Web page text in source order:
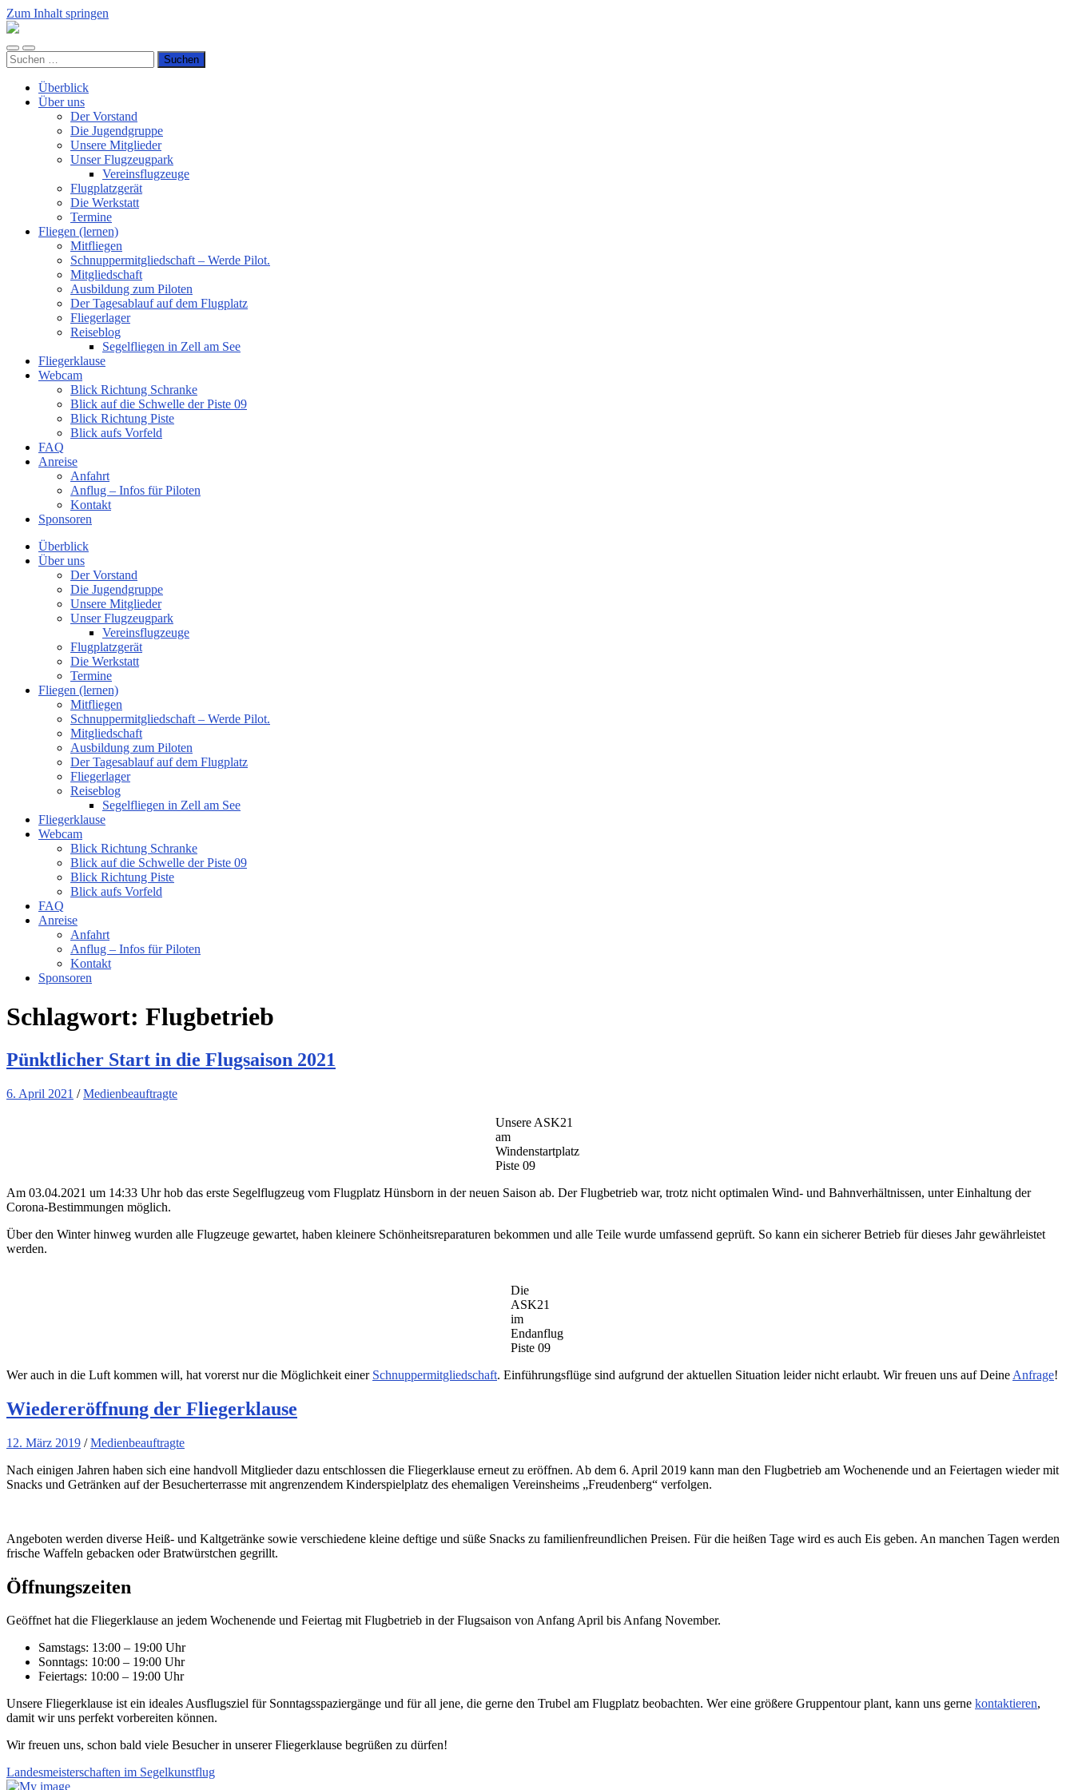
Zum Inhalt springen
Luftsportverein
e.V.
Mobile-
Menü
Suchfeld
ein-/ausblenden
Suchen
nach:
Überblick
Über uns
Der Vorstand
Die Jugendgruppe
Unsere Mitglieder
Unser Flugzeugpark
Vereinsflugzeuge
Flugplatzgerät
Die Werkstatt
Termine
Fliegen (lernen)
Mitfliegen
Schnuppermitgliedschaft – Werde Pilot.
Mitgliedschaft
Ausbildung zum Piloten
Der Tagesablauf auf dem Flugplatz
Fliegerlager
Reiseblog
Segelfliegen in Zell am See
Fliegerklause
Webcam
Blick Richtung Schranke
Blick auf die Schwelle der Piste 09
Blick Richtung Piste
Blick aufs Vorfeld
FAQ
Anreise
Anfahrt
Anflug – Infos für Piloten
Kontakt
Sponsoren
Überblick
Über uns
Der Vorstand
Die Jugendgruppe
Unsere Mitglieder
Unser Flugzeugpark
Vereinsflugzeuge
Flugplatzgerät
Die Werkstatt
Termine
Fliegen (lernen)
Mitfliegen
Schnuppermitgliedschaft – Werde Pilot.
Mitgliedschaft
Ausbildung zum Piloten
Der Tagesablauf auf dem Flugplatz
Fliegerlager
Reiseblog
Segelfliegen in Zell am See
Fliegerklause
Webcam
Blick Richtung Schranke
Blick auf die Schwelle der Piste 09
Blick Richtung Piste
Blick aufs Vorfeld
FAQ
Anreise
Anfahrt
Anflug – Infos für Piloten
Kontakt
Sponsoren
Schlagwort: Flugbetrieb
Pünktlicher Start in die Flugsaison 2021
6. April 2021 /Medienbeauftragte
Unsere ASK21
am
Windenstartplatz
Piste 09
Am 03.04.2021 um 14:33 Uhr hob das erste Segelflugzeug vom Flugplatz Hünsborn in der neuen Saison ab. Der Flugbetrieb war, trotz nicht optimalen Wind- und Bahnverhältnissen, unter Einhaltung der
Corona-Bestimmungen möglich.
Über den Winter hinweg wurden alle Flugzeuge gewartet, haben kleinere Schönheitsreparaturen bekommen und alle Teile wurde umfassend geprüft. So kann ein sicherer Betrieb für dieses Jahr gewährleistet
werden.
Die
ASK21
im
Endanflug
Piste 09
Wer auch in die Luft kommen will, hat vorerst nur die Möglichkeit einer Schnuppermitgliedschaft. Einführungsflüge sind aufgrund der aktuellen Situation leider nicht erlaubt. Wir freuen uns auf Deine Anfrage!
Wiedereröffnung der Fliegerklause
12. März 2019 /Medienbeauftragte
Nach einigen Jahren haben sich eine handvoll Mitglieder dazu entschlossen die Fliegerklause erneut zu eröffnen. Ab dem 6. April 2019 kann man den Flugbetrieb am Wochenende und an Feiertagen wieder mit
Snacks und Getränken auf der Besucherterrasse mit angrenzendem Kinderspielplatz des ehemaligen Vereinsheims „Freudenberg“ verfolgen.
Angeboten werden diverse Heiß- und Kaltgetränke sowie verschiedene kleine deftige und süße Snacks zu familienfreundlichen Preisen. Für die heißen Tage wird es auch Eis geben. An manchen Tagen werden
frische Waffeln gebacken oder Bratwürstchen gegrillt.
Öffnungszeiten
Geöffnet hat die Fliegerklause an jedem Wochenende und Feiertag mit Flugbetrieb in der Flugsaison von Anfang April bis Anfang November.
Samstags: 13:00 – 19:00 Uhr
Sonntags: 10:00 – 19:00 Uhr
Feiertags: 10:00 – 19:00 Uhr
Unsere Fliegerklause ist ein ideales Ausflugsziel für Sonntagsspaziergänge und für all jene, die gerne den Trubel am Flugplatz beobachten. Wer eine größere Gruppentour plant, kann uns gerne kontaktieren,
damit wir uns perfekt vorbereiten können.
Wir freuen uns, schon bald viele Besucher in unserer Fliegerklause begrüßen zu dürfen!
Landesmeisterschaften im Segelkunstflug